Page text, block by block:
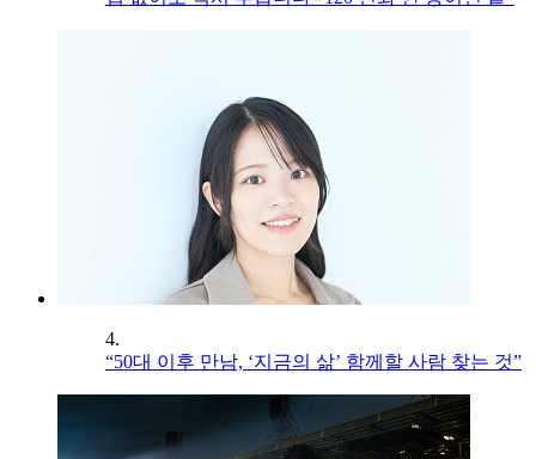
4.
“50대 이후 만남, ‘지금의 삶’ 함께할 사람 찾는 것”